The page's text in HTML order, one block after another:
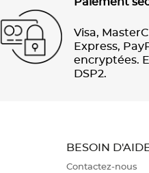
Paiement
Visa,
Express,
encryptées.
DSP2.
BESOIN
Contactez-nous